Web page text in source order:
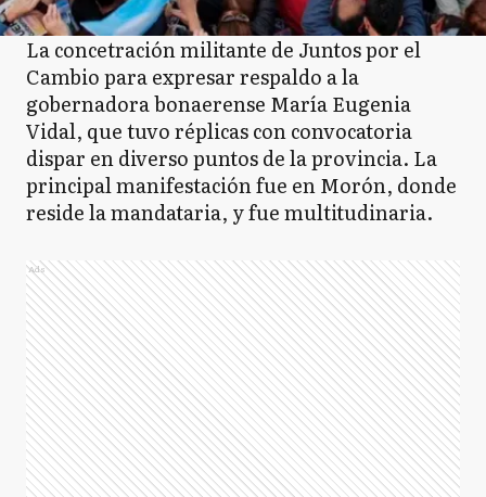
La concetración militante de Juntos por el
Cambio para expresar respaldo a la
gobernadora bonaerense María Eugenia
Vidal, que tuvo réplicas con convocatoria
dispar en diverso puntos de la provincia. La
principal manifestación fue en Morón, donde
reside la mandataria, y fue multitudinaria.
Ads